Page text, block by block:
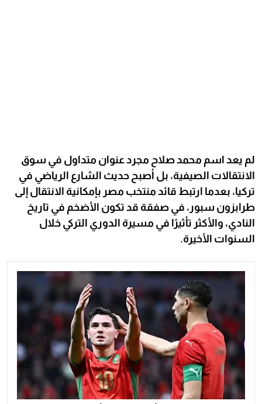
لم يعد اسم محمد صلاح مجرد عنوان متداول في سوق
الانتقالات الصيفية، بل أصبح حديث الشارع الرياضي في
تركيا، بعدما ارتبط قائد منتخب مصر بإمكانية الانتقال إلى
طرابزون سبور، في صفقة قد تكون الأضخم في تاريخ
النادي، والأكثر تأثيرًا في مسيرة الدوري التركي خلال
السنوات الأخيرة.